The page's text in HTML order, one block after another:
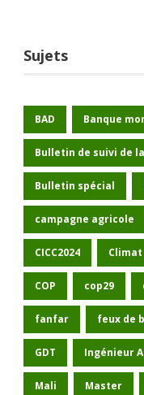
Sujets
BAD Banque
Bulletin de suivi de
Bulletin spécial
campagne agricole
CICC2024 Climat
COP cop29
fanfar feux de
GDT Ingénieur
Mali Master